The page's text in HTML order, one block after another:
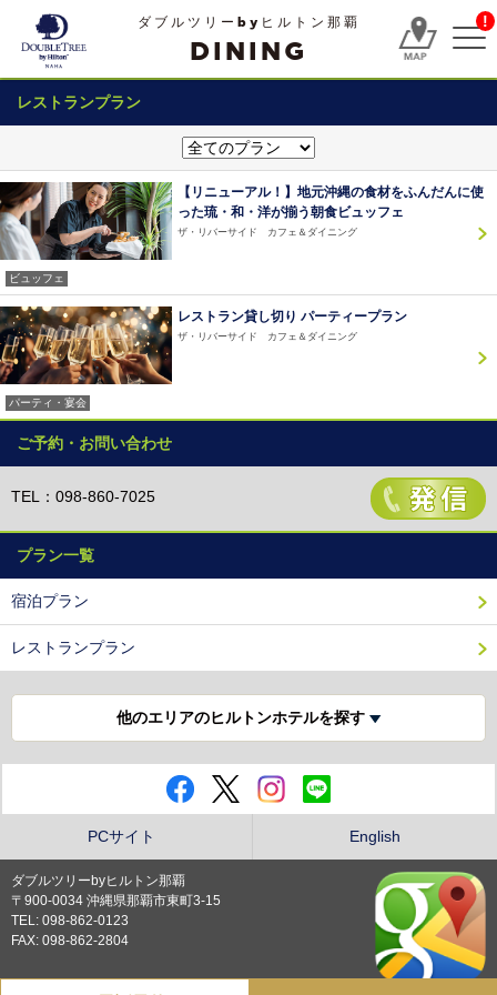
ダブルツリーbyヒルトン那覇
DINING
!
レストランプラン
【リニューアル！】地元沖縄の食材をふんだんに使
った琉・和・洋が揃う朝食ビュッフェ
ザ・リバーサイド カフェ＆ダイニング
ビュッフェ
レストラン貸し切り パーティープラン
ザ・リバーサイド カフェ＆ダイニング
パーティ・宴会
ご予約・お問い合わせ
TEL：098-860-7025
プラン一覧
宿泊プラン
レストランプラン
他のエリアのヒルトンホテルを探す
PCサイト English
ダブルツリーbyヒルトン那覇
〒900-0034 沖縄県那覇市東町3-15
TEL: 098-862-0123
FAX: 098-862-2804